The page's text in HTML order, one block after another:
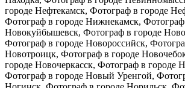
городе Нефтекамск, Фотограф в городе
Фотограф в городе Нижнекамск, Фотограф
Новокуйбышевск, Фотограф в городе
Фотограф в городе Новороссийск,
Новотроицк, Фотограф в городе
городе Новочеркасск, Фотограф в городе
Фотограф в городе Новый Уренгой,